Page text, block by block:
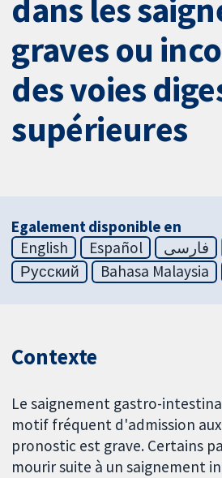
dans les
graves ou
des voies
supérieures
Egalement disponible en
English
Español فارسی
Русский
Bahasa Malaysia
Contexte
Le saignement gastro-
motif fréquent d'admission
pronostic est grave. Certains
mourir suite à un saignement